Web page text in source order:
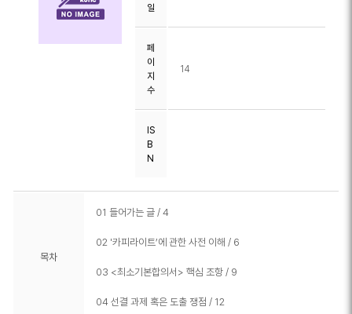
일
페
이
지
수
14
IS
B
N
목차
01 들어가는 글 / 4
02 '카피라이트’에 관한 사전 이해 / 6
03 <최소기본합의서> 핵심 조항 / 9
04 선결 과제 혹은 도출 쟁점 / 12